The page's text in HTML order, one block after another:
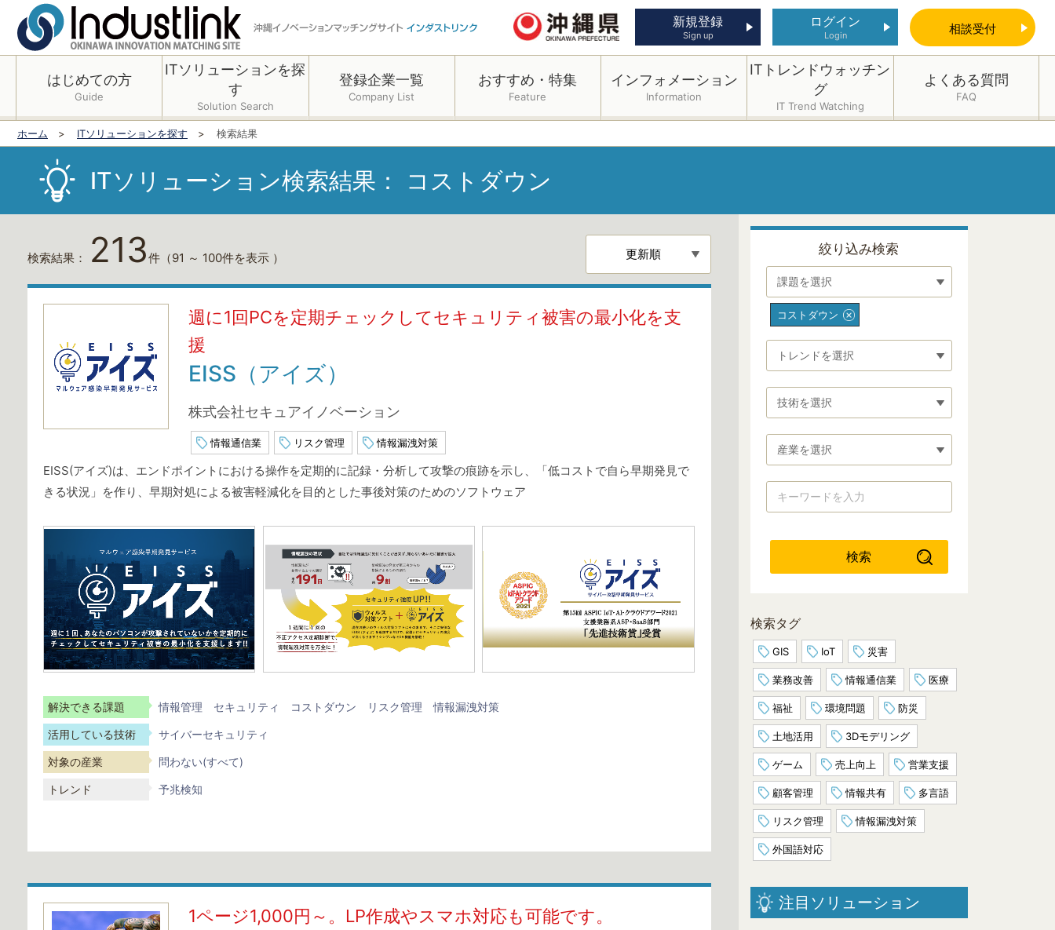
新規登録
Sign up
ログイン
Login 相談受付
はじめての方
Guide
ITソリューションを探
す
Solution Search
登録企業一覧
Company List
おすすめ・特集
Feature
インフォメーション
Information
ITトレンドウォッチン
グ
IT Trend Watching
よくある質問
FAQ
ホーム ITソリューションを探す 検索結果
ITソリューション検索結果： コストダウン
検索結果： 213件 （91 ～ 100件を表示 ）
週に1回PCを定期チェックしてセキュリティ被害の最小化を支
援
EISS（アイズ）
株式会社セキュアイノベーション
情報通信業 リスク管理 情報漏洩対策
EISS(アイズ)は、エンドポイントにおける操作を定期的に記録・分析して攻撃の痕跡を示し、「低コストで自ら早期発見で
きる状況」を作り、早期対処による被害軽減化を目的とした事後対策のためのソフトウェア
解決できる課題 情報管理 セキュリティ コストダウン リスク管理 情報漏洩対策
活用している技術 サイバーセキュリティ
対象の産業 問わない(すべて)
トレンド 予兆検知
1ページ1,000円～。LP作成やスマホ対応も可能です。
絞り込み検索
課題を選択
コストダウン
トレンドを選択
技術を選択
産業を選択
検索
検索タグ
GIS IoT 災害
業務改善 情報通信業 医療
福祉 環境問題 防災
土地活用 3Dモデリング
ゲーム 売上向上 営業支援
顧客管理 情報共有 多言語
リスク管理 情報漏洩対策
外国語対応
注目ソリューション